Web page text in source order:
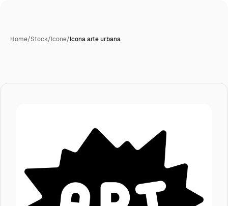
Home/Stock/Icone/Icona arte urbana